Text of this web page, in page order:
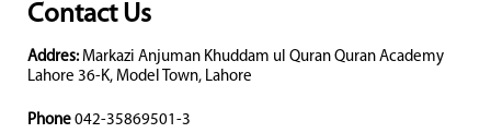
Contact Us
Addres: Markazi Anjuman Khuddam ul Quran Quran Academy
Lahore 36-K, Model Town, Lahore
Phone 042-35869501-3